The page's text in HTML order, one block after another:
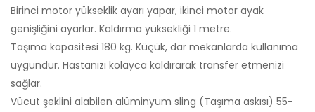
Birinci motor yükseklik ayarı yapar, ikinci motor ayak
genişliğini ayarlar. Kaldırma yüksekliği 1 metre.
Taşıma kapasitesi 180 kg. Küçük, dar mekanlarda kullanıma
uygundur. Hastanızı kolayca kaldırarak transfer etmenizi
sağlar.
Vücut şeklini alabilen alüminyum sling (Taşıma askısı) 55-